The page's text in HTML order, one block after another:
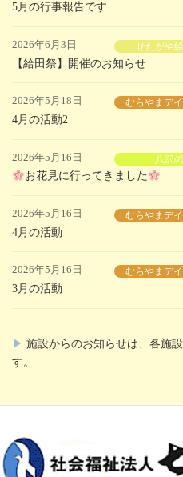
5月の行事報告です
2026年6月3日 せたがや
【給田祭】開催のお知らせ
2026年5月18日 むらやまデ
4月の活動2
2026年5月16日 八沢
お花見に行ってきました
2026年5月16日 むらやまデ
4月の活動
2026年5月16日 むらやまデ
3月の活動
▶ 施設からのお知らせは、各施
す。